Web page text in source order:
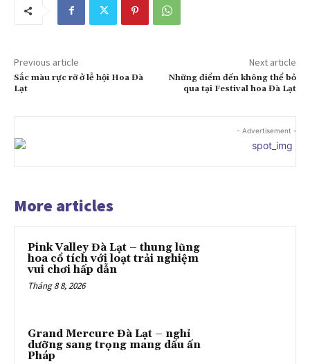
Previous article
Sắc màu rực rỡ ở lễ hội Hoa Đà
Lạt
Next article
Những điểm đến không thể bỏ
qua tại Festival hoa Đà Lạt
- Advertisement -
More articles
Pink Valley Đà Lạt – thung lũng
hoa cổ tích với loạt trải nghiệm
vui chơi hấp dẫn
Tháng 8 8, 2026
Grand Mercure Đà Lạt – nghỉ
dưỡng sang trọng mang dấu ấn
Pháp